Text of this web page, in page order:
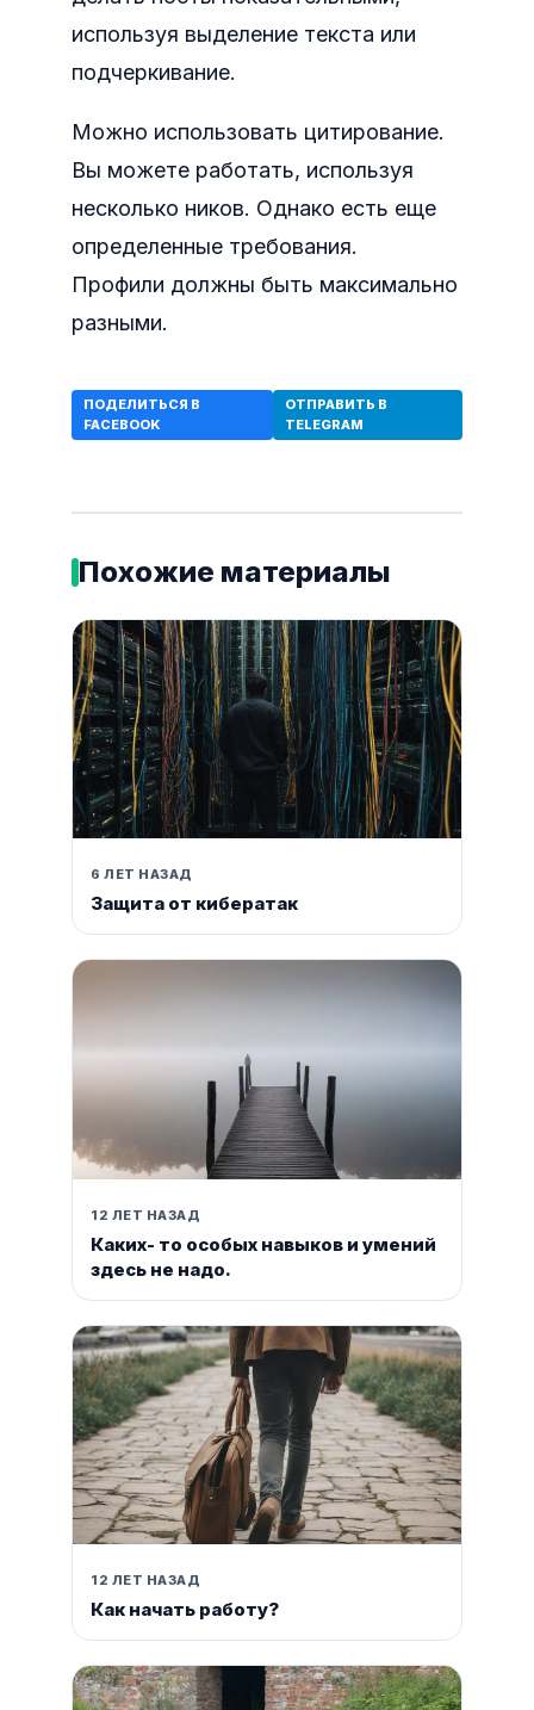
используя выделение текста или
подчеркивание.
Можно использовать цитирование.
Вы можете работать, используя
несколько ников. Однако есть еще
определенные требования.
Профили должны быть максимально
разными.
ПОДЕЛИТЬСЯ В
FACEBOOK
ОТПРАВИТЬ В
TELEGRAM
Похожие материалы
6 ЛЕТ НАЗАД
Защита от кибератак
12 ЛЕТ НАЗАД
Каких- то особых навыков и умений
здесь не надо.
12 ЛЕТ НАЗАД
Как начать работу?